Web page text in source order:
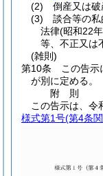
(2)
倒産又は破
(3)
談合等の
法律(昭和22
等、不正又は
(雑則)
第10条
この告
が別に定める。
附 則
この告示は、令
様式第1号(第4条